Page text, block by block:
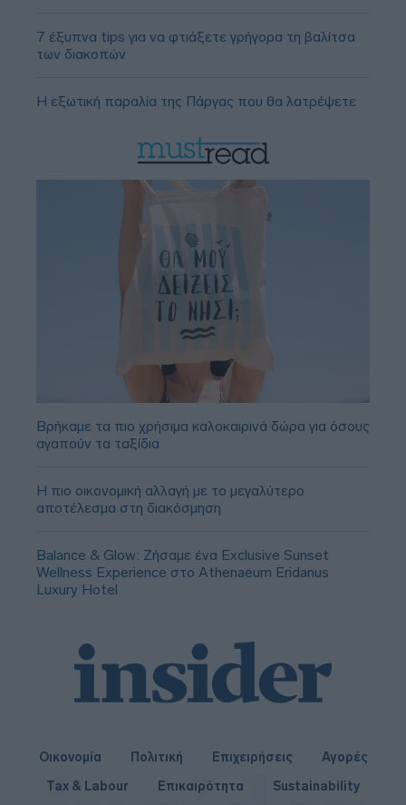
7 έξυπνα tips για να φτιάξετε γρήγορα τη βαλίτσα
των διακοπών
Η εξωτική παραλία της Πάργας που θα λατρέψετε
Βρήκαμε τα πιο χρήσιμα καλοκαιρινά δώρα για όσους
αγαπούν τα ταξίδια
Η πιο οικονομική αλλαγή με το μεγαλύτερο
αποτέλεσμα στη διακόσμηση
Balance & Glow: Ζήσαμε ένα Exclusive Sunset
Wellness Experience στο Athenaeum Eridanus
Luxury Hotel
Οικονομία Πολιτική Επιχειρήσεις
Αγορές
Tax & Labour
Επικαιρότητα Sustainability